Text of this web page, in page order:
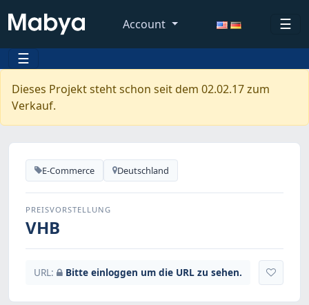
Account
☰
☰
Dieses Projekt steht schon seit dem 02.02.17 zum
Verkauf.
E-Commerce Deutschland
PREISVORSTELLUNG
VHB
URL: Bitte einloggen um die URL zu sehen.